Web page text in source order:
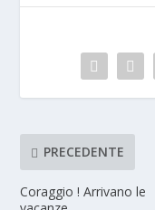
PRECEDENTE
Coraggio ! Arrivano le